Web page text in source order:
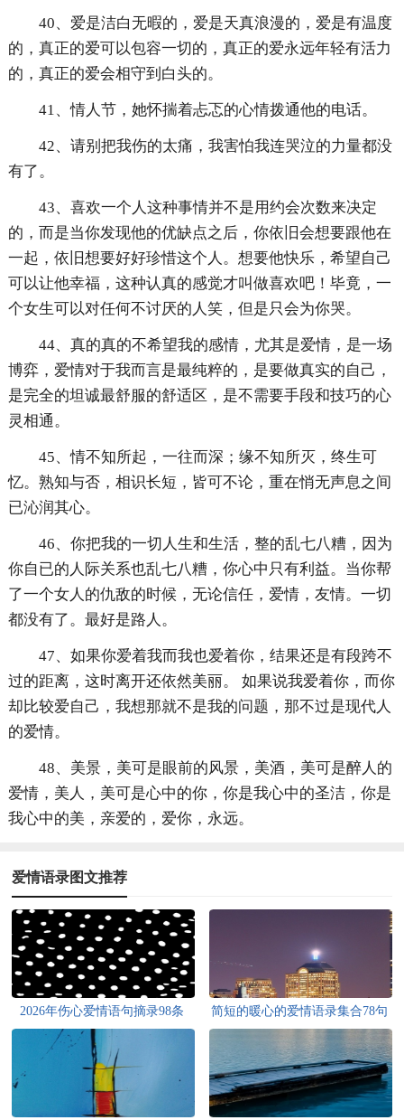
40、爱是洁白无暇的，爱是天真浪漫的，爱是有温度
的，真正的爱可以包容一切的，真正的爱永远年轻有活力
的，真正的爱会相守到白头的。
41、情人节，她怀揣着忐忑的心情拨通他的电话。
42、请别把我伤的太痛，我害怕我连哭泣的力量都没
有了。
43、喜欢一个人这种事情并不是用约会次数来决定
的，而是当你发现他的优缺点之后，你依旧会想要跟他在
一起，依旧想要好好珍惜这个人。想要他快乐，希望自己
可以让他幸福，这种认真的感觉才叫做喜欢吧！毕竟，一
个女生可以对任何不讨厌的人笑，但是只会为你哭。
44、真的真的不希望我的感情，尤其是爱情，是一场
博弈，爱情对于我而言是最纯粹的，是要做真实的自己，
是完全的坦诚最舒服的舒适区，是不需要手段和技巧的心
灵相通。
45、情不知所起，一往而深；缘不知所灭，终生可
忆。熟知与否，相识长短，皆可不论，重在悄无声息之间
已沁润其心。
46、你把我的一切人生和生活，整的乱七八糟，因为
你自已的人际关系也乱七八糟，你心中只有利益。当你帮
了一个女人的仇敌的时候，无论信任，爱情，友情。一切
都没有了。最好是路人。
47、如果你爱着我而我也爱着你，结果还是有段跨不
过的距离，这时离开还依然美丽。 如果说我爱着你，而你
却比较爱自己，我想那就不是我的问题，那不过是现代人
的爱情。
48、美景，美可是眼前的风景，美酒，美可是醉人的
爱情，美人，美可是心中的你，你是我心中的圣洁，你是
我心中的美，亲爱的，爱你，永远。
爱情语录图文推荐
2026年伤心爱情语句摘录98条 简短的暖心的爱情语录集合78句